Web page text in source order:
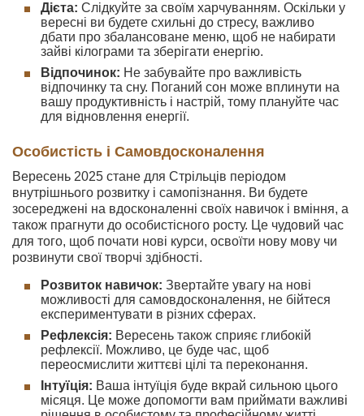
Дієта: Слідкуйте за своїм харчуванням. Оскільки у
вересні ви будете схильні до стресу, важливо
дбати про збалансоване меню, щоб не набирати
зайві кілограми та зберігати енергію.
Відпочинок: Не забувайте про важливість
відпочинку та сну. Поганий сон може вплинути на
вашу продуктивність і настрій, тому плануйте час
для відновлення енергії.
Особистість і Самовдосконалення
Вересень 2025 стане для Стрільців періодом
внутрішнього розвитку і самопізнання. Ви будете
зосереджені на вдосконаленні своїх навичок і вміння, а
також прагнути до особистісного росту. Це чудовий час
для того, щоб почати нові курси, освоїти нову мову чи
розвинути свої творчі здібності.
Розвиток навичок: Звертайте увагу на нові
можливості для самовдосконалення, не бійтеся
експериментувати в різних сферах.
Рефлексія: Вересень також сприяє глибокій
рефлексії. Можливо, це буде час, щоб
переосмислити життєві цілі та переконання.
Інтуїція: Ваша інтуїція буде вкрай сильною цього
місяця. Це може допомогти вам приймати важливі